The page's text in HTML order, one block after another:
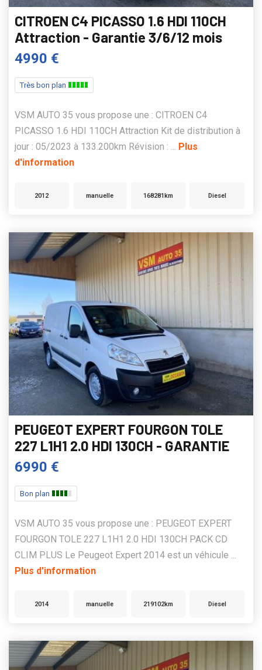
CITROEN C4 PICASSO 1.6 HDI 110CH
Attraction - Garantie 3/6/12 mois
4990 €
Très bon plan
VSM AUTO 35 vous propose une : CITROEN C4
PICASSO 1.6 HDI 110CH Attraction Kit de distribution à
jour : 05/2023 à 133.200km Révision : ... Plus
d'information
2012 manuelle 168281km Diesel
PEUGEOT EXPERT FOURGON TOLE
227 L1H1 2.0 HDI 130CH - GARANTIE
6990 €
Bon plan
VSM AUTO 35 vous propose une : PEUGEOT EXPERT
FOURGON TOLE 227 L1H1 2.0 HDI 130CH PACK CD
CLIM PLUS Le Peugeot Expert 2014 est un véhicule ...
Plus d'information
2014 manuelle 219102km Diesel